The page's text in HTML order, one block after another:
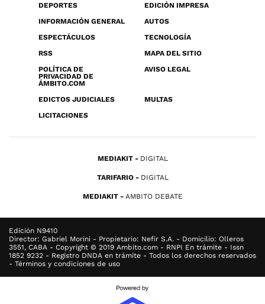
DEPORTES
EDICIÓN IMPRESA
INFORMACIÓN GENERAL
AUTOS
ESPECTÁCULOS
TECNOLOGÍA
RSS
MAPA DEL SITIO
POLÍTICA DE
PRIVACIDAD DE
ÁMBITO.COM
AVISO LEGAL
EDICTOS JUDICIALES
MULTAS
LICITACIONES
MEDIAKIT DIGITAL
TARIFARIO DIGITAL
MEDIAKIT AMBITO DEBATE
Edición N9410
Director: Gabriel Morini - Propietario: Nefir S.A. - Domicilio: Olleros
3551, CABA - Copyright © 2019 Ambito.com - RNPI En trámite - Issn
1852 9232 - Registro DNDA en trámite - Todos los derechos reservados
- Términos y condiciones de uso